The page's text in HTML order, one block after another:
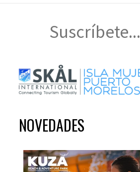
Suscríbete...
NOVEDADES